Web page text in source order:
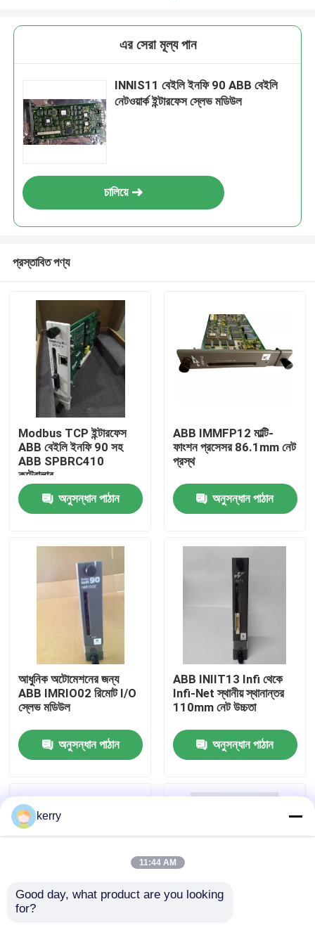
আমাদের সম্পর্কে
কারখানা ভ্রমণ
মান নিয়ন্ত্রণ
ব্লগ
এর সেরা মূল্য পান
INNIS11 বেইলি ইনফি 90 ABB বেইলি
নেটওয়ার্ক ইন্টারফেস স্লেভ মডিউল
চালিয়ে
প্রস্তাবিত পণ্য
Modbus TCP ইন্টারফেস
ABB বেইলি ইনফি 90 সহ
ABB SPBRC410
কন্ট্রোলার
অনুসন্ধান পাঠান
ABB IMMFP12 মাল্টি-
ফাংশন প্রসেসর 86.1mm নেট
প্রস্থ
অনুসন্ধান পাঠান
আধুনিক অটোমেশনের জন্য
ABB IMRIO02 রিমোট I/O
স্লেভ মডিউল
অনুসন্ধান পাঠান
ABB INIIT13 Infi থেকে
Infi-Net স্থানীয় স্থানান্তর
110mm নেট উচ্চতা
অনুসন্ধান পাঠান
kerry
11:44 AM
Good day, what product are you looking
for?